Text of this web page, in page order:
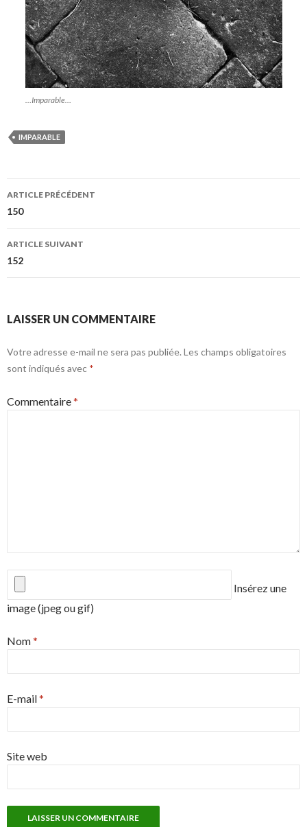
…Imparable…
IMPARABLE
Navigation
des
articles
ARTICLE PRÉCÉDENT
150
ARTICLE SUIVANT
152
LAISSER UN COMMENTAIRE
Votre adresse e-mail ne sera pas publiée. Les champs obligatoires
sont indiqués avec *
Commentaire*
Insérez une
image (jpeg ou gif)
Nom*
E-mail*
Site web